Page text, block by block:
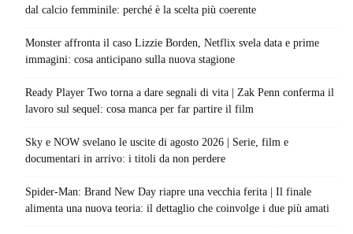
dal calcio femminile: perché è la scelta più coerente
Monster affronta il caso Lizzie Borden, Netflix svela data e prime
immagini: cosa anticipano sulla nuova stagione
Ready Player Two torna a dare segnali di vita | Zak Penn conferma il
lavoro sul sequel: cosa manca per far partire il film
Sky e NOW svelano le uscite di agosto 2026 | Serie, film e
documentari in arrivo: i titoli da non perdere
Spider-Man: Brand New Day riapre una vecchia ferita | Il finale
alimenta una nuova teoria: il dettaglio che coinvolge i due più amati